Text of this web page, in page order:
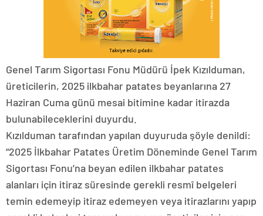
Genel Tarım Sigortası Fonu Müdürü İpek Kızılduman,
üreticilerin, 2025 ilkbahar patates beyanlarına 27
Haziran Cuma günü mesai bitimine kadar itirazda
bulunabileceklerini duyurdu.
Kızılduman tarafından yapılan duyuruda şöyle denildi:
“2025 İlkbahar Patates Üretim Döneminde Genel Tarım
Sigortası Fonu’na beyan edilen ilkbahar patates
alanları için itiraz süresinde gerekli resmî belgeleri
temin edemeyip itiraz edemeyen veya itirazlarını yapıp